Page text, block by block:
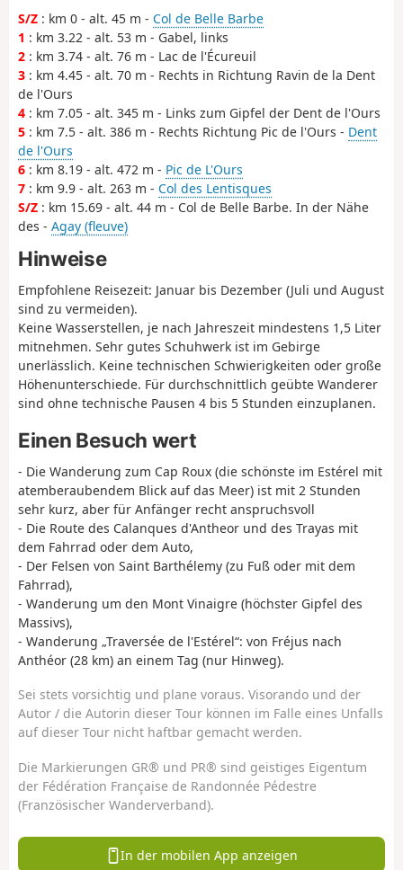
S/Z : km 0 - alt. 45 m - Col de Belle Barbe
1 : km 3.22 - alt. 53 m - Gabel, links
2 : km 3.74 - alt. 76 m - Lac de l'Écureuil
3 : km 4.45 - alt. 70 m - Rechts in Richtung Ravin de la Dent
de l'Ours
4 : km 7.05 - alt. 345 m - Links zum Gipfel der Dent de l'Ours
5 : km 7.5 - alt. 386 m - Rechts Richtung Pic de l'Ours - Dent
de l'Ours
6 : km 8.19 - alt. 472 m - Pic de L'Ours
7 : km 9.9 - alt. 263 m - Col des Lentisques
S/Z : km 15.69 - alt. 44 m - Col de Belle Barbe. In der Nähe
des - Agay (fleuve)
Hinweise
Empfohlene Reisezeit: Januar bis Dezember (Juli und August
sind zu vermeiden).
Keine Wasserstellen, je nach Jahreszeit mindestens 1,5 Liter
mitnehmen. Sehr gutes Schuhwerk ist im Gebirge
unerlässlich. Keine technischen Schwierigkeiten oder große
Höhenunterschiede. Für durchschnittlich geübte Wanderer
sind ohne technische Pausen 4 bis 5 Stunden einzuplanen.
Einen Besuch wert
- Die Wanderung zum Cap Roux (die schönste im Estérel mit
atemberaubendem Blick auf das Meer) ist mit 2 Stunden
sehr kurz, aber für Anfänger recht anspruchsvoll
- Die Route des Calanques d'Antheor und des Trayas mit
dem Fahrrad oder dem Auto,
- Der Felsen von Saint Barthélemy (zu Fuß oder mit dem
Fahrrad),
- Wanderung um den Mont Vinaigre (höchster Gipfel des
Massivs),
- Wanderung „Traversée de l'Estérel“: von Fréjus nach
Anthéor (28 km) an einem Tag (nur Hinweg).
Sei stets vorsichtig und plane voraus. Visorando und der
Autor / die Autorin dieser Tour können im Falle eines Unfalls
auf dieser Tour nicht haftbar gemacht werden.
Die Markierungen GR® und PR® sind geistiges Eigentum
der Fédération Française de Randonnée Pédestre
(Französischer Wanderverband).
In der mobilen App anzeigen